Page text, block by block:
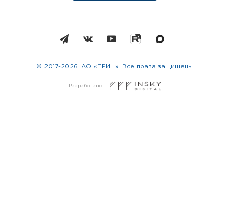
Разработано -
© 2017-2026. АО «ПРИН». Все права защищены